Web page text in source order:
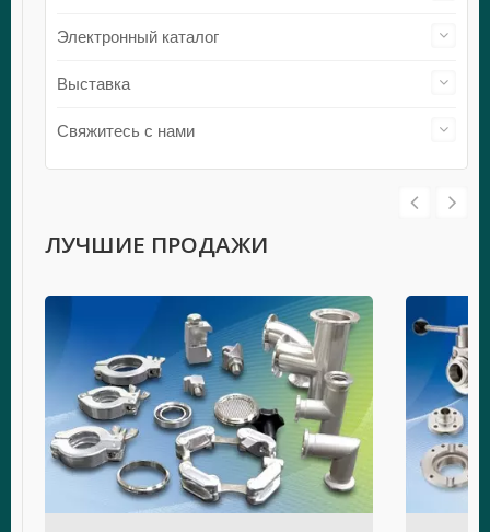
Электронный каталог
Выставка
Свяжитесь с нами
ЛУЧШИЕ ПРОДАЖИ